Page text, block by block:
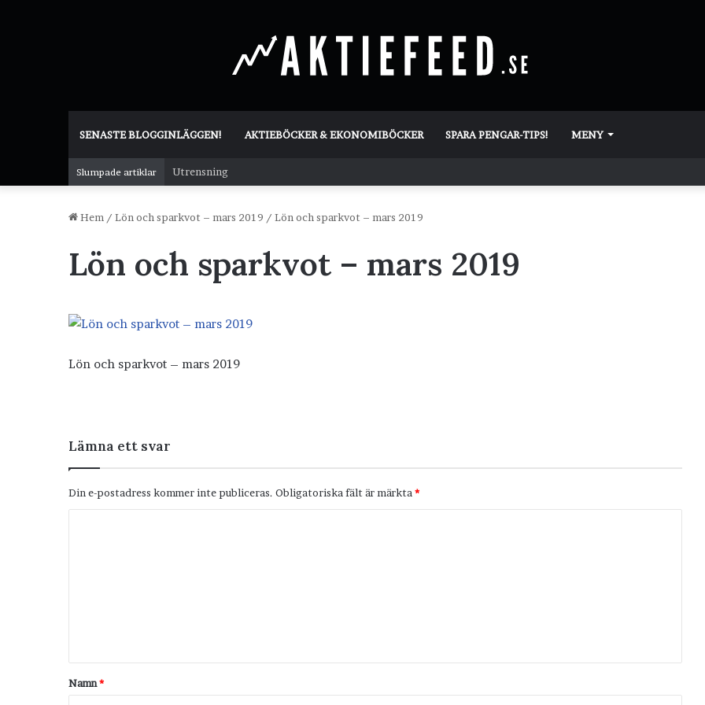
SENASTE BLOGGINLÄGGEN! AKTIEBÖCKER & EKONOMIBÖCKER SPARA PENGAR-TIPS! MENY
Slumpade artiklar Utrensning
Hem / Lön och sparkvot – mars 2019 / Lön och sparkvot – mars 2019
Lön och sparkvot – mars 2019
Lön och sparkvot – mars 2019
Lämna ett svar
Din e-postadress kommer inte publiceras. Obligatoriska fält är märkta *
t
a
Namn*